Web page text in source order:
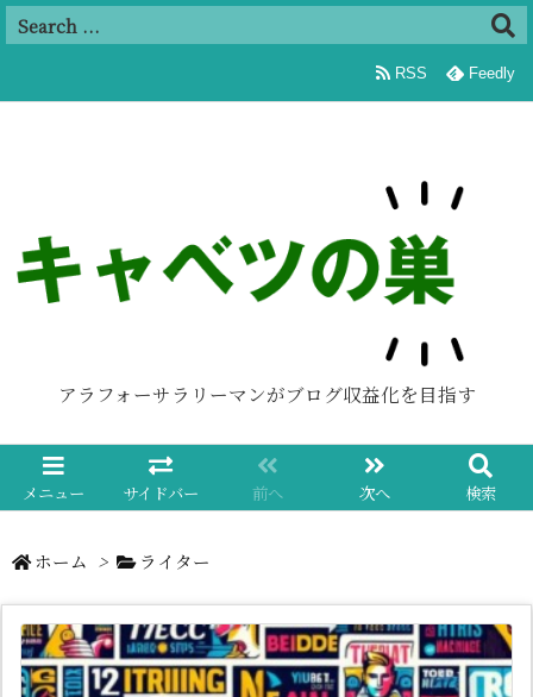
追加
アラフォーサラリーマンがブログ収益化を目指す
メニュー サイドバー 前へ 次へ 検索
RSS Feedly
ホーム > ライター